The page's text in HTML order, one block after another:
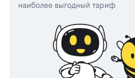
наиболее выгодный тариф